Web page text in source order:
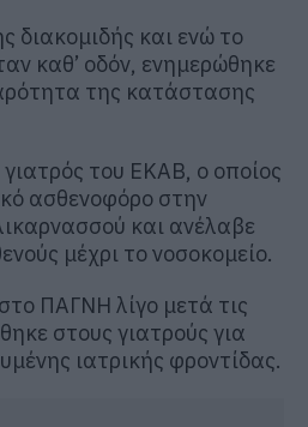
διακομιδής και ενώ το
καθ’ οδόν, ενημερώθηκε
της κατάστασης
του ΕΚΑΒ, ο οποίος
ασθενοφόρο στην
και ανέλαβε
μέχρι το νοσοκομείο.
ΠΑΓΝΗ λίγο μετά τις
στους γιατρούς για
ιατρικής φροντίδας.